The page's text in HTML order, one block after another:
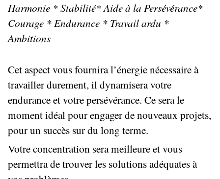
Harmonie * Stabilité* Aide à la Persévérance*
Courage * Endurance * Travail ardu *
Ambitions
Cet aspect vous fournira l’énergie nécessaire à
travailler durement, il dynamisera votre
endurance et votre persévérance. Ce sera le
moment idéal pour engager de nouveaux projets,
pour un succès sur du long terme.
Votre concentration sera meilleure et vous
permettra de trouver les solutions adéquates à